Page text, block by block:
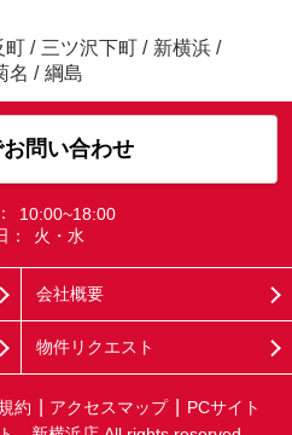
町 / 三ツ沢下町 / 新横浜 /
名 / 綱島
問い合わせ
10:00~18:00
：
火・水
会社概要
物件リクエスト
約 アクセスマップ
PCサイト